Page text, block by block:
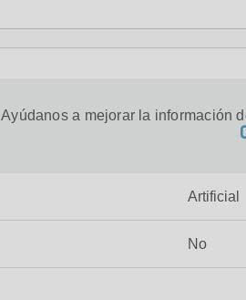
Ayúdanos a mejorar la información
Artificial
No